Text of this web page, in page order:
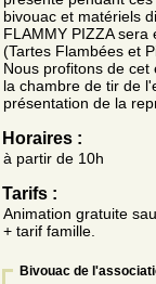
bivouac et matériels
FLAMMY PIZZA
(Tartes Flambées et
Nous profitons de
la chambre de tir de
présentation de la
Horaires :
à partir de 10h
Tarifs :
Animation gratuite
+ tarif famille.
Bivouac de